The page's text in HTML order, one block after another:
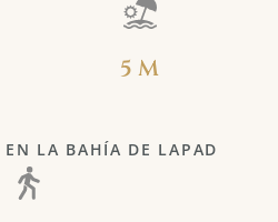
5 M
LA BAHÍA DE LAPAD